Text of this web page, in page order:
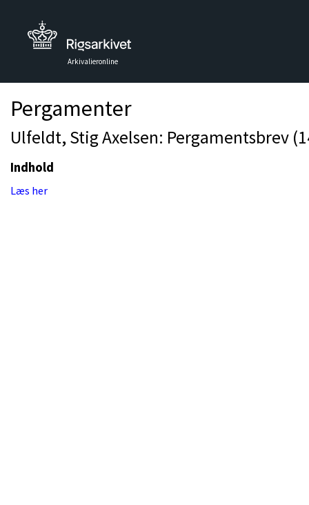
Arkivalieronline
Pergamenter
Ulfeldt, Stig Axelsen: Pergamentsbrev
Indhold
Læs her